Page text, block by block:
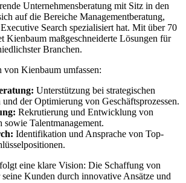
Unternehmensberatung mit Sitz in den
auf die Bereiche Managementberatung,
Search spezialisiert hat. Mit über 70
Kienbaum maßgeschneiderte Lösungen für
Branchen.
Kienbaum umfassen:
Unterstützung bei strategischen
der Optimierung von Geschäftsprozessen.
Rekrutierung und Entwicklung von
sowie Talentmanagement.
Identifikation und Ansprache von Top-
eine klare Vision: Die Schaffung von
Kunden durch innovative Ansätze und